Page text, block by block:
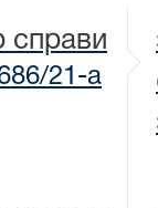
справи
21-а